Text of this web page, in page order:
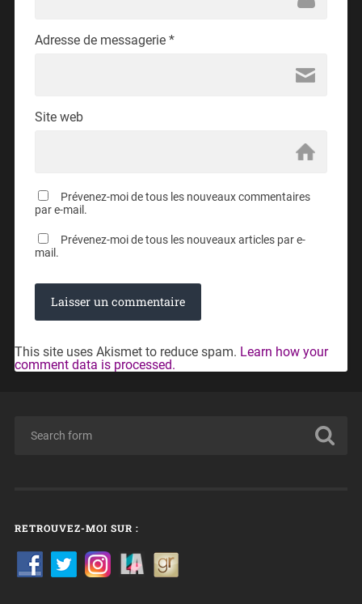
Adresse de messagerie *
Site web
Prévenez-moi de tous les nouveaux commentaires
par e-mail.
Prévenez-moi de tous les nouveaux articles par e-
mail.
This site uses Akismet to reduce spam. Learn how your
comment data is processed.
RETROUVEZ-MOI SUR :